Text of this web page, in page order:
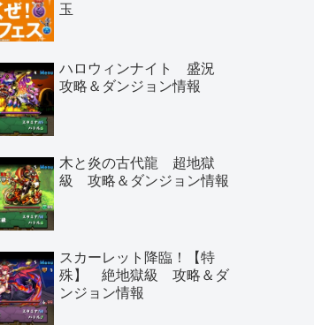
玉
ハロウィンナイト 盛況
攻略＆ダンジョン情報
木と炎の古代龍 超地獄
級 攻略＆ダンジョン情報
スカーレット降臨！【特
殊】 絶地獄級 攻略＆ダ
ンジョン情報